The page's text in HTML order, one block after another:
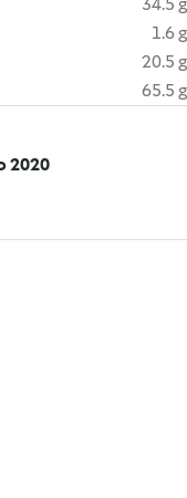
1.6 g
20.5 g
65.5 g
2020